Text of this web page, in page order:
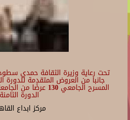
تحت رعاية وزيرة الثقافة حمدي
جانبا من العروض المتقدمة
المسرح الجامعي 130
الدورة الثامنة
مركز ابداع